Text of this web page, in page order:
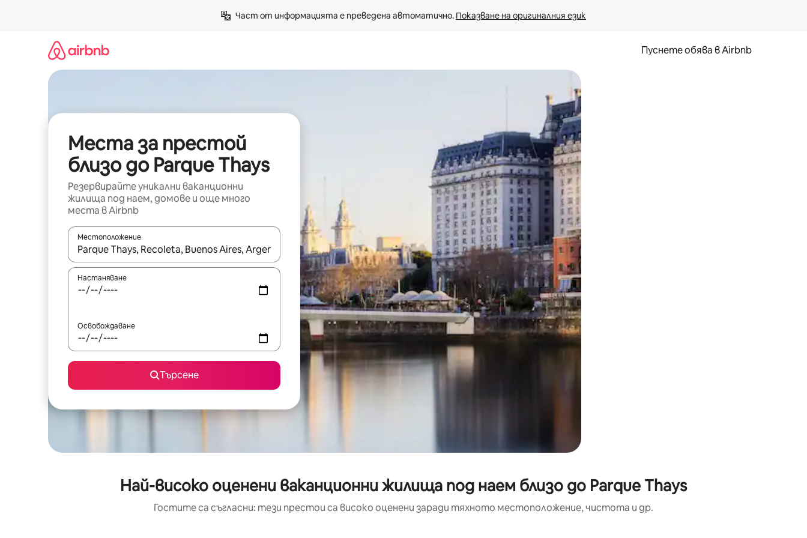
Част от информацията е преведена автоматично. Показване на оригиналния език
Пуснете обява в Airbnb
Места за престой
близо до Parque Thays
Резервирайте уникални ваканционни
жилища под наем, домове и още много
места в Airbnb
Местоположение
Когато резултатите се покажат, използвайте клавишите със стрелки нагоре и надолу или навигирайте с докосване или плъзгане.
Настаняване
Освобождаване
Търсене
Най-високо оценени ваканционни жилища под наем близо до Parque Thays
Гостите са съгласни: тези престои са високо оценени заради тяхното местоположение, чистота и др.